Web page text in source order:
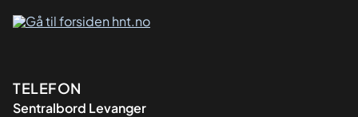
Kontaktinformasjon
TELEFON
Sentralbord Levanger